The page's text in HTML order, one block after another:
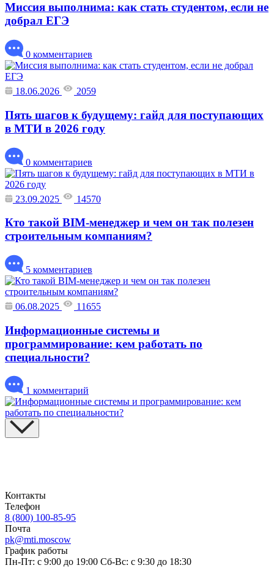
Миссия выполнима: как стать студентом, если не
добрал ЕГЭ
0 комментариев
18.06.2026 2059
Пять шагов к будущему: гайд для поступающих
в МТИ в 2026 году
0 комментариев
23.09.2025 14570
Кто такой BIM-менеджер и чем он так полезен
строительным компаниям?
5 комментариев
06.08.2025 11655
Информационные системы и
программирование: кем работать по
специальности?
1 комментарий
Контакты
Телефон
8 (800) 100-85-95
Почта
pk@mti.moscow
График работы
Пн-Пт: с 9:00 до 19:00 Сб-Вс: с 9:30 до 18:30